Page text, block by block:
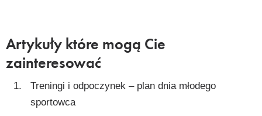
Artykuły które mogą Cie
zainteresować
Treningi i odpoczynek – plan dnia młodego
sportowca